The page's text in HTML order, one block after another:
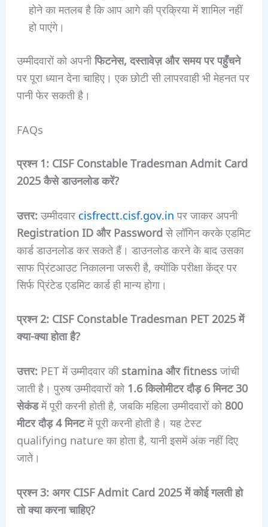
होने का मतलब है कि आप आगे की प्रक्रिया में शामिल नहीं
हो पाएंगे।
उम्मीदवारों को अपनीफिटनेस, दस्तावेज़ और समय पर पहुँचने
पर पूरा ध्यान देना चाहिए। एक छोटी सी लापरवाही भी मेहनत पर
पानी फेर सकती है।
FAQs
प्रश्न 1: CISF Constable Tradesman Admit Card
2025 कैसे डाउनलोड करें?
उत्तर:उम्मीदवार cisfrectt.cisf.gov.inपर जाकर अपनी
Registration ID और Passwordसे लॉगिन करके एडमिट
कार्ड डाउनलोड कर सकते हैं। डाउनलोड करने के बाद उसका
साफ प्रिंटआउट निकालना जरूरी है, क्योंकि परीक्षा केंद्र पर
सिर्फ प्रिंटेड एडमिट कार्ड ही मान्य होगा।
प्रश्न 2: CISF Constable Tradesman PET 2025 में
क्या-क्या होता है?
उत्तर:PET में उम्मीदवार कीstamina और fitnessजांची
जाती है। पुरुष उम्मीदवारों को1.6 किलोमीटर दौड़ 6 मिनट 30
सेकंडमें पूरी करनी होती है, जबकि महिला उम्मीदवारों को800
मीटर दौड़ 4 मिनटमें पूरी करनी होती है। यह टेस्ट
qualifying nature का होता है, यानी इसमें अंक नहीं दिए
जाते।
प्रश्न 3: अगर CISF Admit Card 2025 में कोई गलती हो
तो क्या करना चाहिए?